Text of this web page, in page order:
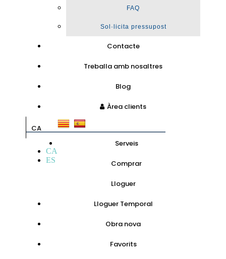
FAQ
Sol·licita pressupost
Contacte
Treballa amb nosaltres
Blog
Àrea clients
CA
CA
ES
Serveis
Comprar
Lloguer
Lloguer Temporal
Obra nova
Favorits